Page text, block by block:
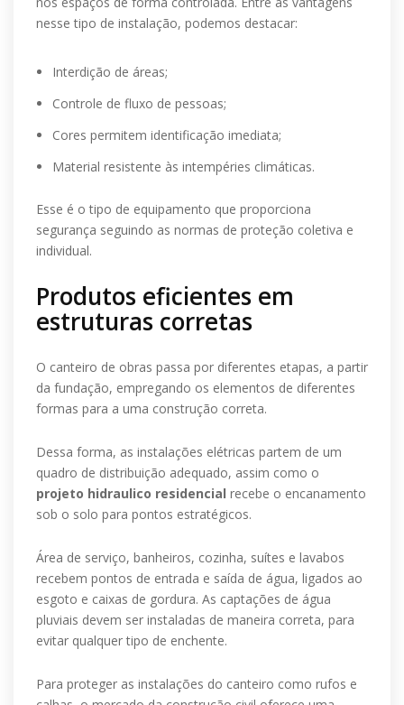
nesse tipo de instalação, podemos destacar:
Interdição de áreas;
Controle de fluxo de pessoas;
Cores permitem identificação imediata;
Material resistente às intempéries climáticas.
Esse é o tipo de equipamento que proporciona
segurança seguindo as normas de proteção coletiva e
individual.
Produtos eficientes em
estruturas corretas
O canteiro de obras passa por diferentes etapas, a partir
da fundação, empregando os elementos de diferentes
formas para a uma construção correta.
Dessa forma, as instalações elétricas partem de um
quadro de distribuição adequado, assim como o
projeto hidraulico residencial recebe o encanamento
sob o solo para pontos estratégicos.
Área de serviço, banheiros, cozinha, suítes e lavabos
recebem pontos de entrada e saída de água, ligados ao
esgoto e caixas de gordura. As captações de água
pluviais devem ser instaladas de maneira correta, para
evitar qualquer tipo de enchente.
Para proteger as instalações do canteiro como rufos e